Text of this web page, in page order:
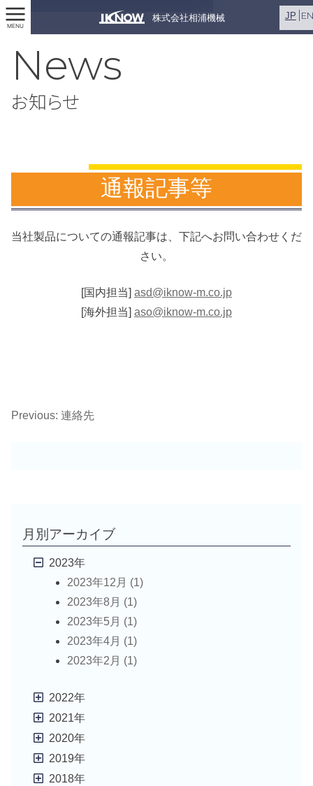
株式会社相浦機械
MENU
JP
News
お知らせ
通報記事等
当社製品についての通報記事は、下記へお問い合わせくだ
さい。
[国内担当] asd@iknow-m.co.jp
[海外担当] aso@iknow-m.co.jp
投
ビ
Previous: 連絡先
月別アーカイブ
2023年
2023年12月 (1)
2023年8月 (1)
2023年5月 (1)
2023年4月 (1)
2023年2月 (1)
2022年
2021年
2020年
2019年
2018年